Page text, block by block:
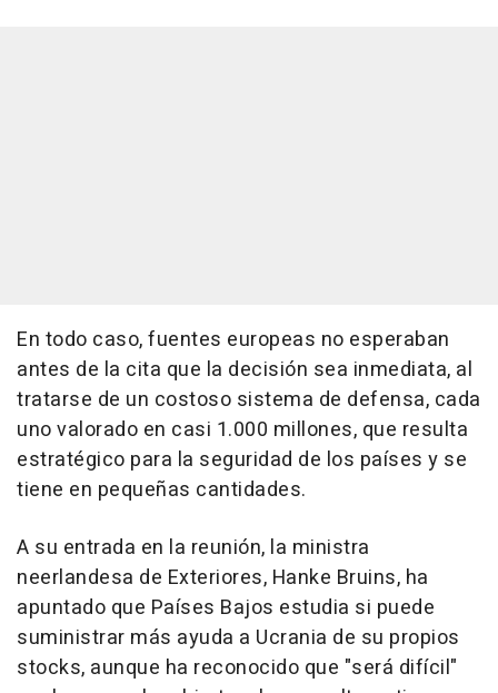
En todo caso, fuentes europeas no esperaban
antes de la cita que la decisión sea inmediata, al
tratarse de un costoso sistema de defensa, cada
uno valorado en casi 1.000 millones, que resulta
estratégico para la seguridad de los países y se
tiene en pequeñas cantidades.
A su entrada en la reunión, la ministra
neerlandesa de Exteriores, Hanke Bruins, ha
apuntado que Países Bajos estudia si puede
suministrar más ayuda a Ucrania de su propios
stocks, aunque ha reconocido que "será difícil"